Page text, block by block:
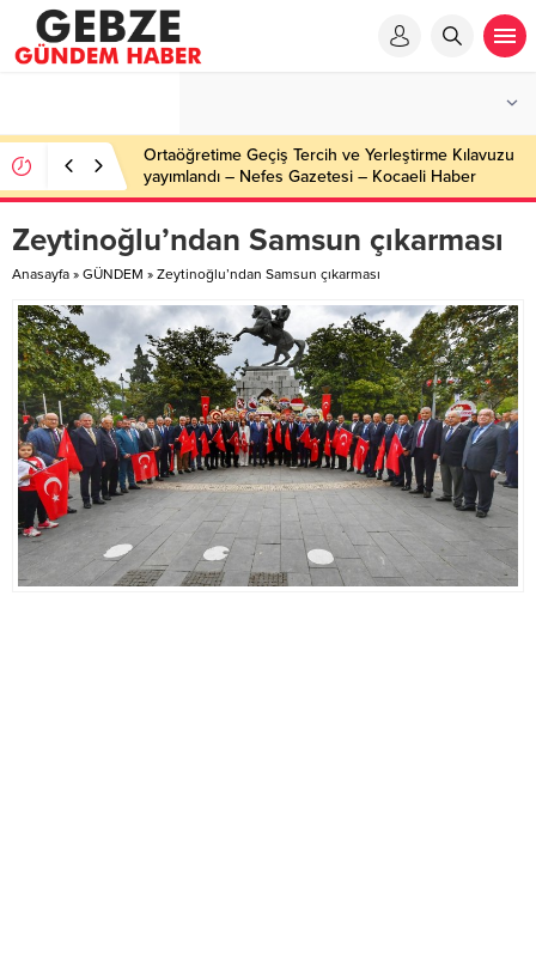
Ortaöğretime Geçiş Tercih ve Yerleştirme Kılavuzu
yayımlandı – Nefes Gazetesi – Kocaeli Haber
Zeytinoğlu’ndan Samsun çıkarması
Anasayfa » GÜNDEM » Zeytinoğlu’ndan Samsun çıkarması